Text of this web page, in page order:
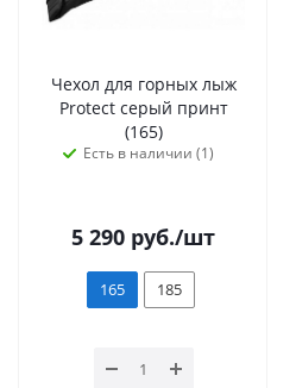
Чехол для горных лыж
Protect серый принт
(165)
Есть в наличии (1)
5 290 руб./шт
165 185